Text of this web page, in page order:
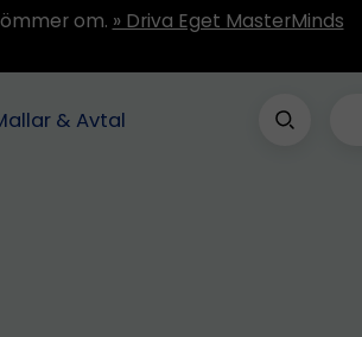
om. » Driva Eget MasterMinds
& Avtal